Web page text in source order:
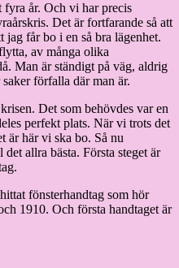
år. Och vi har precis
Det är fortfarande så att
får bo i en så bra lägenhet.
av många olika
Man är ständigt på väg, aldrig
förfalla där man är.
Det som behövdes var en
perfekt plats. När vi trots det
är här vi ska bo. Så nu
allra bästa. Första steget är
fönsterhandtag som hör
1910. Och första handtaget är